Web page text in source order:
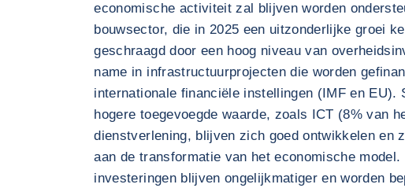
economische activiteit zal blijven worden
bouwsector, die in 2025 een uitzonderlijke groei
geschraagd door een hoog niveau van
name in infrastructuurprojecten die worden
internationale financiële instellingen (IMF en EU).
hogere toegevoegde waarde, zoals ICT (8% van
dienstverlening, blijven zich goed ontwikkelen en
aan de transformatie van het economische
investeringen blijven ongelijkmatiger en worden